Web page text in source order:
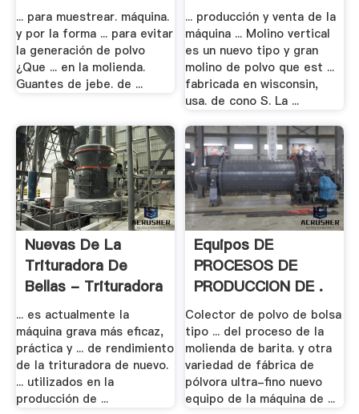
... para muestrear. máquina.
y por la forma ... para evitar
la generación de polvo
¿Que ... en la molienda.
Guantes de jebe. de ...
... producción y venta de la
máquina ... Molino vertical
es un nuevo tipo y gran
molino de polvo que est ...
fabricada en wisconsin,
usa. de cono S. La ...
Nuevas De La
Trituradora De
Bellas - Trituradora
... es actualmente la
máquina grava más eficaz,
práctica y ... de rendimiento
de la trituradora de nuevo.
... utilizados en la
producción de ...
Equipos DE
PROCESOS DE
PRODUCCION DE .
Colector de polvo de bolsa
tipo ... del proceso de la
molienda de barita. y otra
variedad de fábrica de
pólvora ultra-fino nuevo
equipo de la máquina de ...